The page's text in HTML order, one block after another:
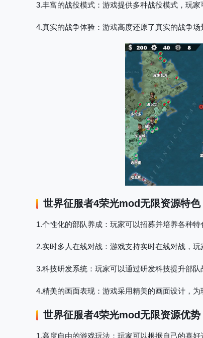
3.丰富的战役模式 ：游戏提供多种战役模式，玩
4.真实的战争体验 ：游戏高度还原了真实的战争
世界征服者4荣光mod无限资源特色
1.个性化的部队养成 ：玩家可以招募并培养各种
2.实时多人在线对战 ：游戏支持实时在线对战，
3.科技研发系统 ：玩家可以通过研发科技提升部
4.精美的画面表现 ：游戏采用精美的画面设计，
世界征服者4荣光mod无限资源优势
1.高度自由的游戏玩法 ：玩家可以根据自己的喜